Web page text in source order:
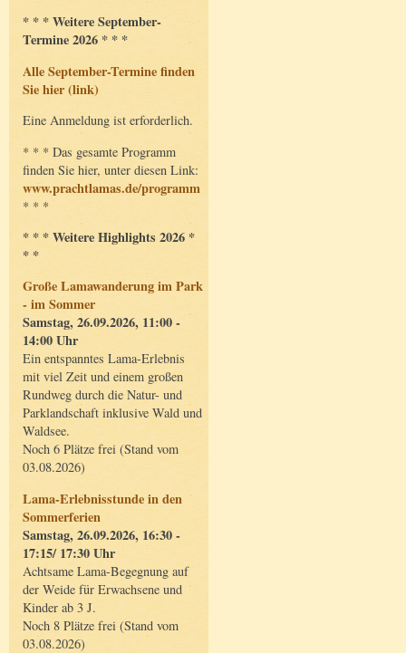
* * * Weitere September-
Termine 2026 * * *
Alle September-Termine finden
Sie hier (link)
Eine Anmeldung ist erforderlich.
* * * Das gesamte Programm
finden Sie hier, unter diesen Link:
www.prachtlamas.de/programm
* * *
* * * Weitere Highlights 2026 *
* *
Große Lamawanderung im Park
- im Sommer
Samstag, 26.09.2026, 11:00 -
14:00 Uhr
Ein entspanntes Lama-Erlebnis
mit viel Zeit und einem großen
Rundweg durch die Natur- und
Parklandschaft inklusive Wald und
Waldsee.
Noch 6 Plätze frei (Stand vom
03.08.2026)
Lama-Erlebnisstunde in den
Sommerferien
Samstag, 26.09.2026, 16:30 -
17:15/ 17:30 Uhr
Achtsame Lama-Begegnung auf
der Weide für Erwachsene und
Kinder ab 3 J.
Noch 8 Plätze frei (Stand vom
03.08.2026)